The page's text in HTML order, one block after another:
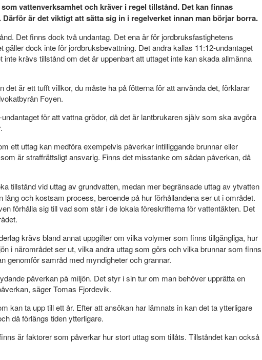
vattenverksamhet och kräver i regel tillstånd. Det kan finnas
är det viktigt att sätta sig in i regelverket innan man börjar borra.
Det finns dock två undantag. Det ena är för jordbruksfastighetens
dock inte för jordbruksbevattning. Det andra kallas 11:12-undantaget
krävs tillstånd om det är uppenbart att uttaget inte kan skada allmänna
är ett tufft villkor, du måste ha på fötterna för att använda det, förklarar
Foyen.
för att vattna grödor, då det är lantbrukaren själv som ska avgöra
ett uttag kan medföra exempelvis påverkar intilliggande brunnar eller
är straffrättsligt ansvarig. Finns det misstanke om sådan påverkan, då
tillstånd vid uttag av grundvatten, medan mer begränsade uttag av ytvatten
och kostsam process, beroende på hur förhållandena ser ut i området.
förhålla sig till vad som står i de lokala föreskrifterna för vattentäkten. Det
krävs bland annat uppgifter om vilka volymer som finns tillgängliga, hur
i närområdet ser ut, vilka andra uttag som görs och vilka brunnar som finns
genomför samråd med myndigheter och grannar.
påverkan på miljön. Det styr i sin tur om man behöver upprätta en
säger Tomas Fjordevik.
kan ta upp till ett år. Efter att ansökan har lämnats in kan det ta ytterligare
då förlängs tiden ytterligare.
är faktorer som påverkar hur stort uttag som tillåts. Tillståndet kan också